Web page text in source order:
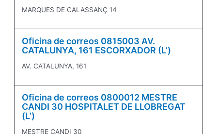
MARQUES DE CALASSANÇ 14
Oficina de correos 0815003 AV.
CATALUNYA, 161 ESCORXADOR (L’)
AV. CATALUNYA, 161
Oficina de correos 0800012 MESTRE
CANDI 30 HOSPITALET DE LLOBREGAT
(L’)
MESTRE CANDI 30